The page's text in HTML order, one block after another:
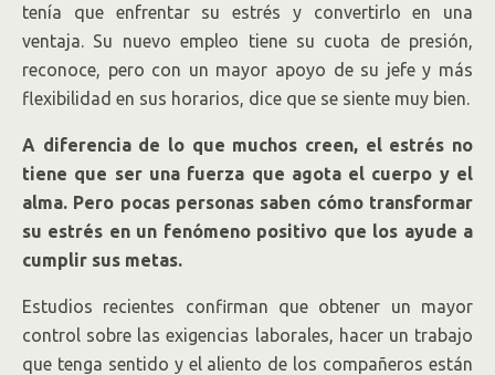
tenía que enfrentar su estrés y convertirlo en una
ventaja. Su nuevo empleo tiene su cuota de presión,
reconoce, pero con un mayor apoyo de su jefe y más
flexibilidad en sus horarios, dice que se siente muy bien.
A diferencia de lo que muchos creen, el estrés no
tiene que ser una fuerza que agota el cuerpo y el
alma. Pero pocas personas saben cómo transformar
su estrés en un fenómeno positivo que los ayude a
cumplir sus metas.
Estudios recientes confirman que obtener un mayor
control sobre las exigencias laborales, hacer un trabajo
que tenga sentido y el aliento de los compañeros están